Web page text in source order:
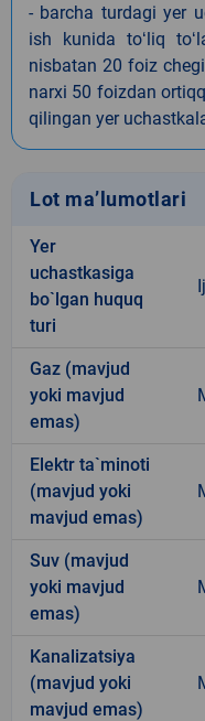
- barcha turdagi yer
ish kunida toʻliq
nisbatan 20 foiz
narxi 50 foizdan
qilingan yer
Lot ma’lumotlari
Yer
uchastkasiga
bo`lgan huquq
turi
Gaz (mavjud
yoki mavjud
emas)
Elektr ta`minoti
(mavjud yoki
mavjud emas)
Suv (mavjud
yoki mavjud
emas)
Kanalizatsiya
(mavjud yoki
mavjud emas)